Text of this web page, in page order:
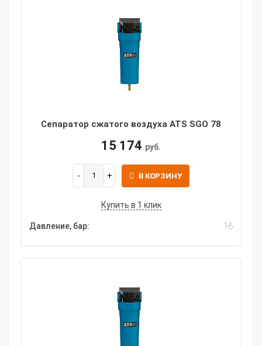
Сепаратор сжатого воздуха ATS SGO 78
15 174 руб.
В КОРЗИНУ
Купить в 1 клик
Давление, бар: 16